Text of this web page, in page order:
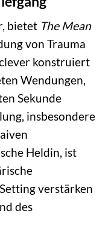
bietet The Mean
von Trauma
konstruiert
Wendungen,
Sekunde
insbesondere
Heldin, ist
verstärken
des